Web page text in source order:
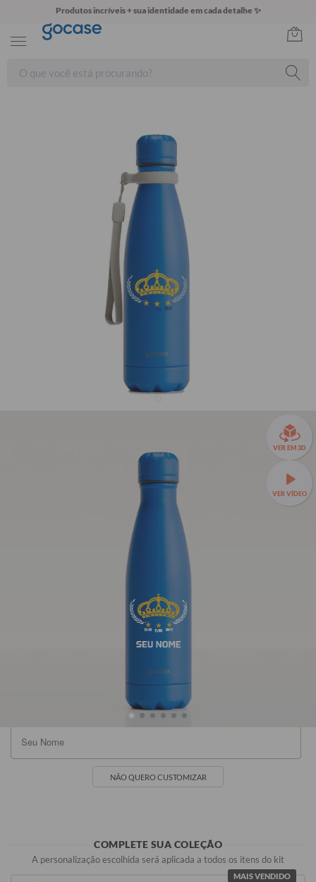
Produtos incríveis + sua identidade em cada detalhe ✨
VER EM 3D
VER VÍDEO
SEU NOME
Garrafa Térmica Urban + Ebook - Cruzeiro - Tríplice
Garrafa Térmica Urban a partir de R$89,90!
Branca
NÃO QUERO CUSTOMIZAR
COMPLETE SUA COLEÇÃO
A personalização escolhida será aplicada a todos os itens do kit
MAIS VENDIDO